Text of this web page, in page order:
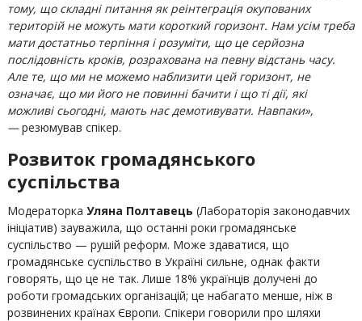
тому, що складні питання як реінтеграція окупованих
територій не можуть мати короткий горизонт. Нам усім треба
мати достатньо терпіння і розуміти, що це серйозна
послідовність кроків, розрахована на певну відстань часу.
Але те, що ми не можемо наблизити цей горизонт, не
означає, що ми його не повинні бачити і що ті дії, які
можливі сьогодні, мають нас демотивувати. Навпаки»,
—резюмував спікер.
Розвиток громадянського
суспільства
Модераторка Уляна Полтавець (Лабораторія законодавчих
ініціатив) зауважила, що останні роки громадянське
суспільство — рушій реформ. Може здаватися, що
громадянське суспільство в Україні сильне, однак факти
говорять, що це не так. Лише 18% українців долучені до
роботи громадських організацій; це набагато менше, ніж в
розвинених країнах Європи. Спікери говорили про шляхи